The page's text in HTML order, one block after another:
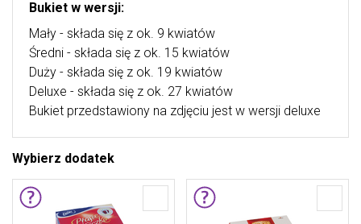
Bukiet w wersji:
Mały - składa się z ok. 9 kwiatów
Średni - składa się z ok. 15 kwiatów
Duży - składa się z ok. 19 kwiatów
Deluxe - składa się z ok. 27 kwiatów
Bukiet przedstawiony na zdjęciu jest w wersji deluxe
Wybierz dodatek